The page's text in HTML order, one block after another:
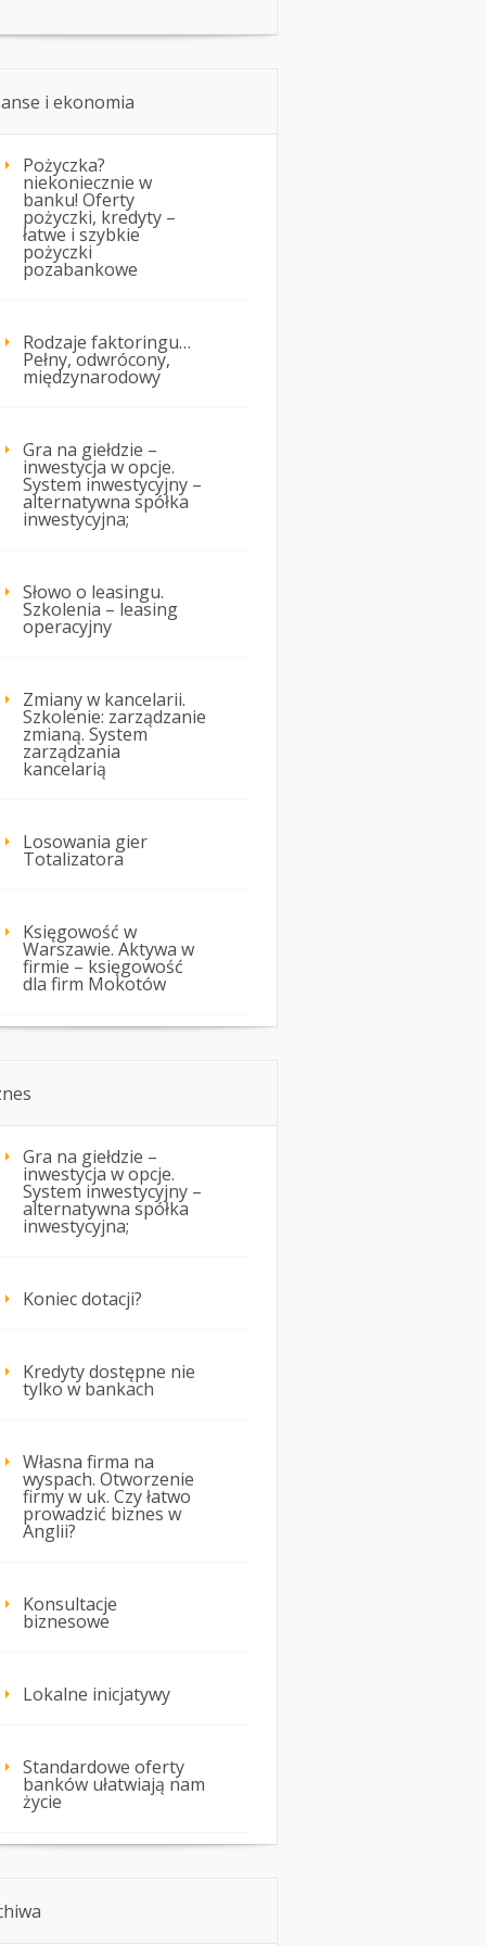
i ekonomia
Pożyczka?
niekoniecznie w
banku! Oferty
pożyczki, kredyty –
łatwe i szybkie
pożyczki
pozabankowe
Rodzaje faktoringu…
Pełny, odwrócony,
międzynarodowy
Gra na giełdzie –
inwestycja w opcje.
System inwestycyjny –
alternatywna spółka
inwestycyjna;
Słowo o leasingu.
Szkolenia – leasing
operacyjny
Zmiany w kancelarii.
Szkolenie: zarządzanie
zmianą. System
zarządzania
kancelarią
Losowania gier
Totalizatora
Księgowość w
Warszawie. Aktywa w
firmie – księgowość
dla firm Mokotów
Gra na giełdzie –
inwestycja w opcje.
System inwestycyjny –
alternatywna spółka
inwestycyjna;
Koniec dotacji?
Kredyty dostępne nie
tylko w bankach
Własna firma na
wyspach. Otworzenie
firmy w uk. Czy łatwo
prowadzić biznes w
Anglii?
Konsultacje
biznesowe
Lokalne inicjatywy
Standardowe oferty
banków ułatwiają nam
życie